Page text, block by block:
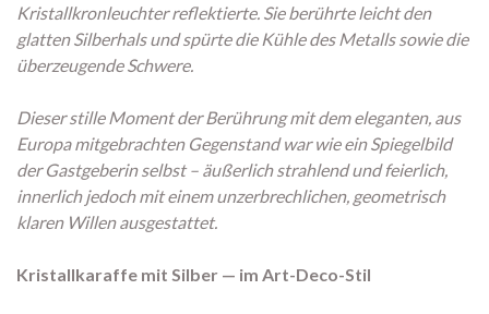
Kristallkronleuchter reflektierte. Sie berührte leicht den
glatten Silberhals und spürte die Kühle des Metalls sowie die
überzeugende Schwere.
Dieser stille Moment der Berührung mit dem eleganten, aus
Europa mitgebrachten Gegenstand war wie ein Spiegelbild
der Gastgeberin selbst – äußerlich strahlend und feierlich,
innerlich jedoch mit einem unzerbrechlichen, geometrisch
klaren Willen ausgestattet.
Kristallkaraffe mit Silber — im Art-Deco-Stil